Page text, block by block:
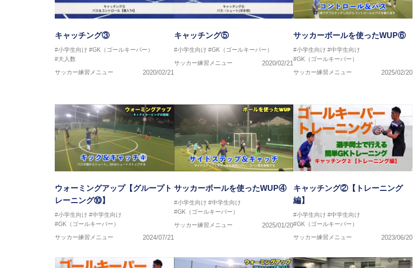
キャッチング③
#小学生向け #GK（ゴールキーパー）
#大人数
サッカー練習メニュー
2020/02/21
キャッチング⑤
#小学生向け #GK（ゴールキーパー）
サッカー練習メニュー
2020/02/21
サッカーボールを使ったWUP⑥
#小学生向け #中学生向け
#GK（ゴールキーパー）
サッカー練習メニュー
2025/02/20
ウォーミングアップ【グループト
レーニング⑩】
#小学生向け #中学生向け
#GK（ゴールキーパー）
サッカー練習メニュー
2024/07/21
サッカーボールを使ったWUP④
#小学生向け #中学生向け
#GK（ゴールキーパー）
サッカー練習メニュー
2025/01/20
キャッチング②【トレーニング
編】
#小学生向け #中学生向け
#GK（ゴールキーパー）
サッカー練習メニュー
2023/06/20